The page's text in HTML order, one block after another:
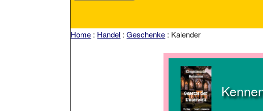
Home : Handel :Geschenke : Kalender